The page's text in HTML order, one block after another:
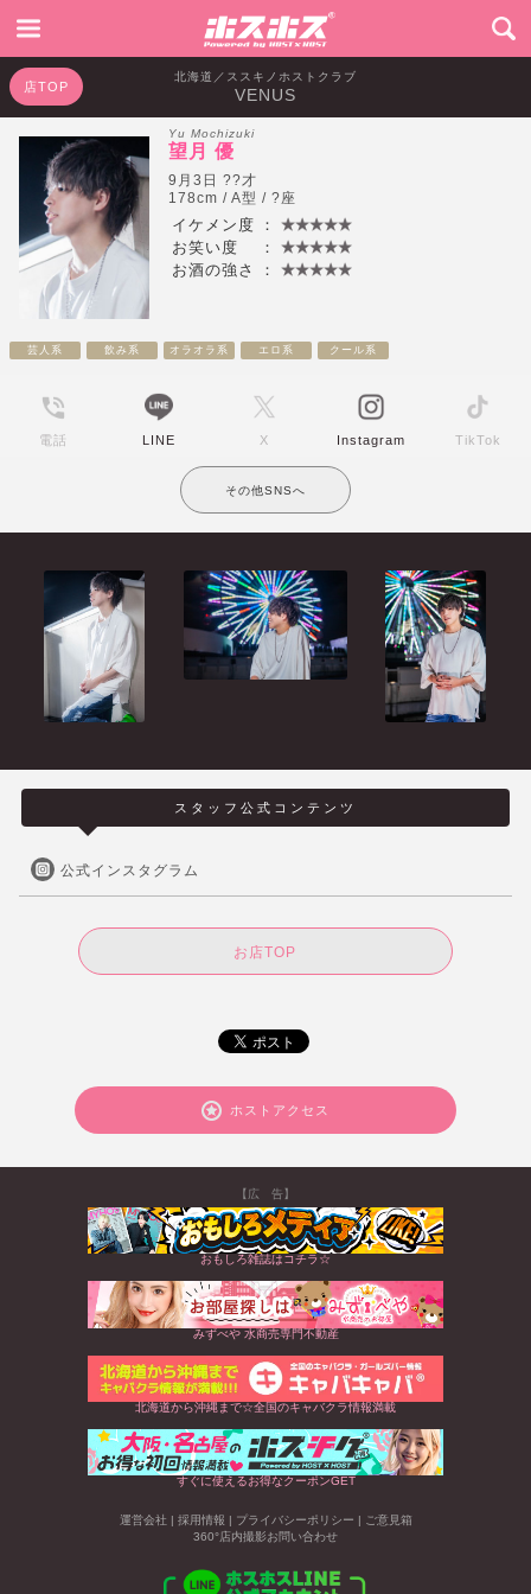
北海道／ススキノホストクラブ
VENUS
店TOP
Yu Mochizuki
望月 優
9月3日 ??才
178cm / A型 / ?座
イケメン度
：
お笑い度
：
お酒の強さ
：
芸人系 飲み系 オラオラ系 エロ系 クール系
電話 LINE X Instagram TikTok
その他SNSへ
スタッフ公式コンテンツ
公式インスタグラム
お店TOP
ホストアクセス
【広 告】
おもしろ雑誌はコチラ☆
みずべや 水商売専門不動産
北海道から沖縄まで☆全国のキャバクラ情報満載
すぐに使えるお得なクーポンGET
運営会社 | 採用情報 | プライバシーポリシー | ご意見箱
360°店内撮影お問い合わせ